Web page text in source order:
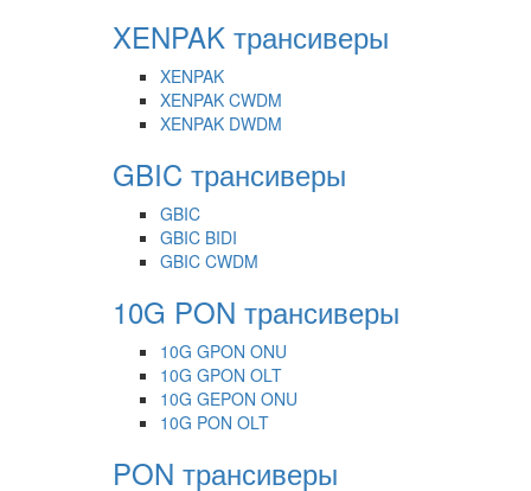
XENPAK трансиверы
XENPAK
XENPAK CWDM
XENPAK DWDM
GBIC трансиверы
GBIC
GBIC BIDI
GBIC CWDM
10G PON трансиверы
10G GPON ONU
10G GPON OLT
10G GEPON ONU
10G PON OLT
PON трансиверы